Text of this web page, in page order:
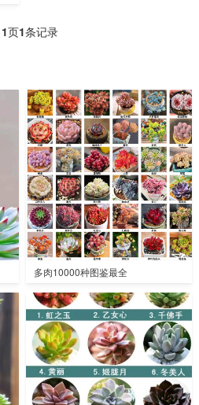
1页1条记录
多肉10000种图鉴最全